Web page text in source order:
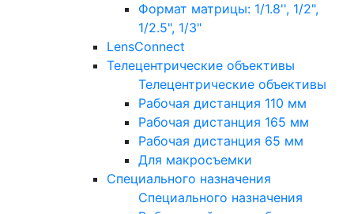
Формат матрицы: 1/1.8'', 1/2",
1/2.5", 1/3"
LensConnect
Телецентрические объективы
Телецентрические объективы
Рабочая дистанция 110 мм
Рабочая дистанция 165 мм
Рабочая дистанция 65 мм
Для макросъемки
Специального назначения
Специального назначения